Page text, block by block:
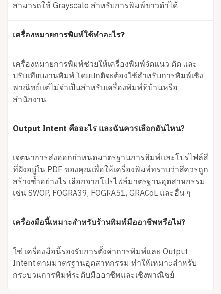
สามารถใช้ Grayscale สำหรับการพิมพ์ขาวดำได้
เครื่องหมายการพิมพ์ใช้ทำอะไร?
เครื่องหมายการพิมพ์ช่วยให้เครื่องพิมพ์จัดแนว ตัด และ
ปรับเทียบงานพิมพ์ โดยปกติจะต้องใช้สำหรับการพิมพ์เชิง
พาณิชย์แต่ไม่จำเป็นสำหรับเครื่องพิมพ์ที่บ้านหรือ
สำนักงาน
Output Intent คืออะไร และฉันควรเลือกอันไหน?
เจตนาการส่งออกกำหนดมาตรฐานการพิมพ์และโปรไฟล์สี
ที่ฝังอยู่ใน PDF ของคุณเพื่อให้เครื่องพิมพ์ทราบว่าสีควรถูก
สร้างซ้ำอย่างไร เลือกจากโปรไฟล์มาตรฐานอุตสาหกรรม
เช่น SWOP, FOGRA39, FOGRA51, GRACoL และอื่น ๆ
เครื่องมือนี้เหมาะสำหรับร้านพิมพ์มืออาชีพหรือไม่?
ใช่ เครื่องมือนี้รองรับการตั้งค่าการพิมพ์และ Output
Intent ตามมาตรฐานอุตสาหกรรม ทำให้เหมาะสำหรับ
กระบวนการพิมพ์ระดับมืออาชีพและเชิงพาณิชย์